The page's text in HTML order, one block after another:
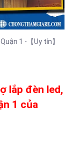
1 -【Uy tín】
lắp đèn led,
1 của